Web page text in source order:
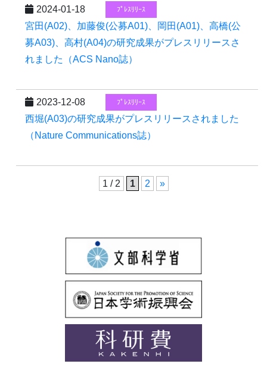
2024-01-18 ﾌﾟﾚｽﾘﾘｰｽ
宮田(A02)、加藤俊(公募A01)、岡田(A01)、高橋(公
募A03)、高村(A04)の研究成果がプレスリリースさ
れました（ACS Nano誌）
2023-12-08 ﾌﾟﾚｽﾘﾘｰｽ
西堀(A03)の研究成果がプレスリリースされました
（Nature Communications誌）
1 / 2 1 2 »